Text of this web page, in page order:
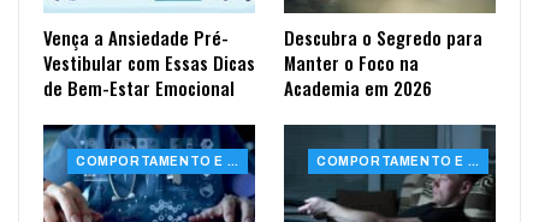
Vença a Ansiedade Pré-
Vestibular com Essas Dicas
de Bem-Estar Emocional
Descubra o Segredo para
Manter o Foco na
Academia em 2026
COMPORTAMENTO E SAÚDE COMPORTAMENTO E SAÚDE